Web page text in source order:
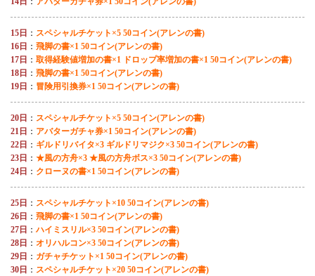
15日 ： スペシャルチケット×5 50コイン(アレンの書)
16日 ： 飛脚の書×1 50コイン(アレンの書)
17日 ： 取得経験値増加の書×1 ドロップ率増加の書×1 50コイン(アレンの書)
18日 ： 飛脚の書×1 50コイン(アレンの書)
19日 ： 冒険用引換券×1 50コイン(アレンの書)
20日 ： スペシャルチケット×5 50コイン(アレンの書)
21日 ： アバターガチャ券×1 50コイン(アレンの書)
22日 ： ギルドリバイタ×3 ギルドリマジク×3 50コイン(アレンの書)
23日 ： ★風の方舟×3 ★風の方舟ボス×3 50コイン(アレンの書)
24日 ： クローヌの書×1 50コイン(アレンの書)
25日 ： スペシャルチケット×10 50コイン(アレンの書)
26日 ： 飛脚の書×1 50コイン(アレンの書)
27日 ：ハイミスリル×3 50コイン(アレンの書)
28日 ： オリハルコン×3 50コイン(アレンの書)
29日 ： ガチャチケット×1 50コイン(アレンの書)
30日 ： スペシャルチケット×20 50コイン(アレンの書)